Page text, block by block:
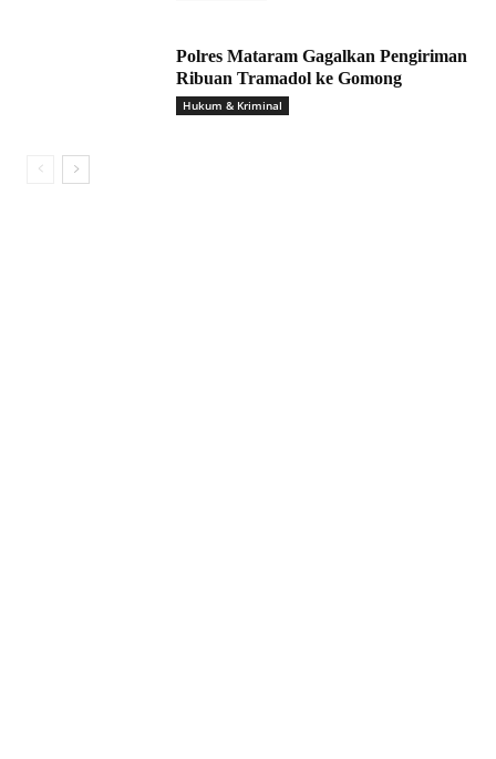
Polres Mataram Gagalkan Pengiriman
Ribuan Tramadol ke Gomong
Hukum & Kriminal